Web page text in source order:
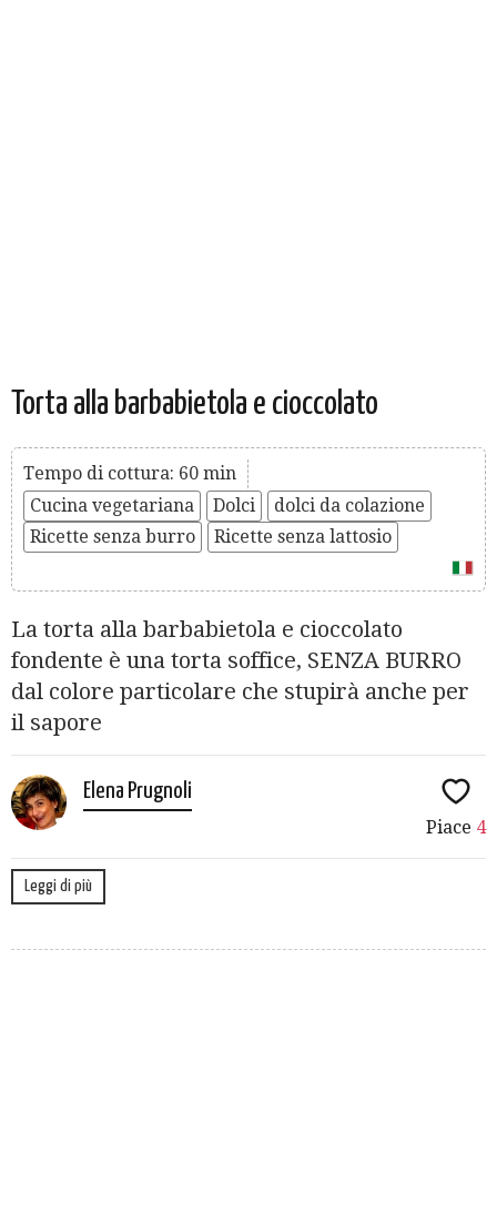
Torta alla barbabietola e cioccolato
Tempo di cottura: 60 min
Cucina vegetariana
Dolci
dolci da colazione
Ricette senza burro
Ricette senza lattosio
La torta alla barbabietola e cioccolato
fondente è una torta soffice, SENZA BURRO
dal colore particolare che stupirà anche per
il sapore
Elena Prugnoli
Piace 4
Leggi di più